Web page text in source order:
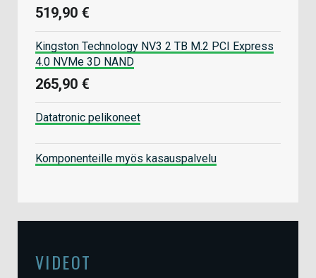
519,90 €
Kingston Technology NV3 2 TB M.2 PCI Express
4.0 NVMe 3D NAND
265,90 €
Datatronic pelikoneet
Komponenteille myös kasauspalvelu
VIDEOT